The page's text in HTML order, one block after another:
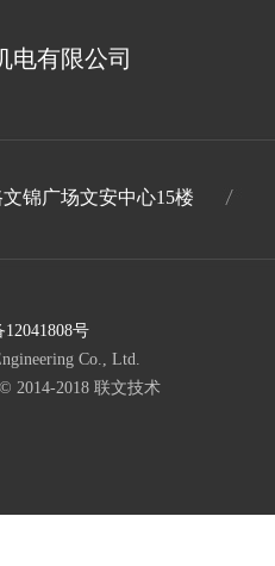
锦广场文安中心15楼
12041808号
Co., Ltd.
2014-2018 联文技术
电有限公司